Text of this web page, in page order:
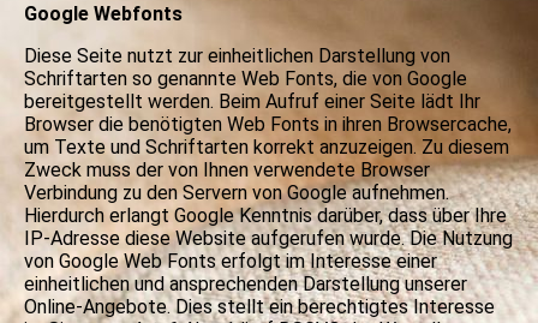
Google Webfonts
Diese Seite nutzt zur einheitlichen Darstellung von
Schriftarten so genannte Web Fonts, die von Google
bereitgestellt werden. Beim Aufruf einer Seite lädt Ihr
Browser die benötigten Web Fonts in ihren Browsercache,
um Texte und Schriftarten korrekt anzuzeigen. Zu diesem
Zweck muss der von Ihnen verwendete Browser
Verbindung zu den Servern von Google aufnehmen.
Hierdurch erlangt Google Kenntnis darüber, dass über Ihre
IP-Adresse diese Website aufgerufen wurde. Die Nutzung
von Google Web Fonts erfolgt im Interesse einer
einheitlichen und ansprechenden Darstellung unserer
Online-Angebote. Dies stellt ein berechtigtes Interesse